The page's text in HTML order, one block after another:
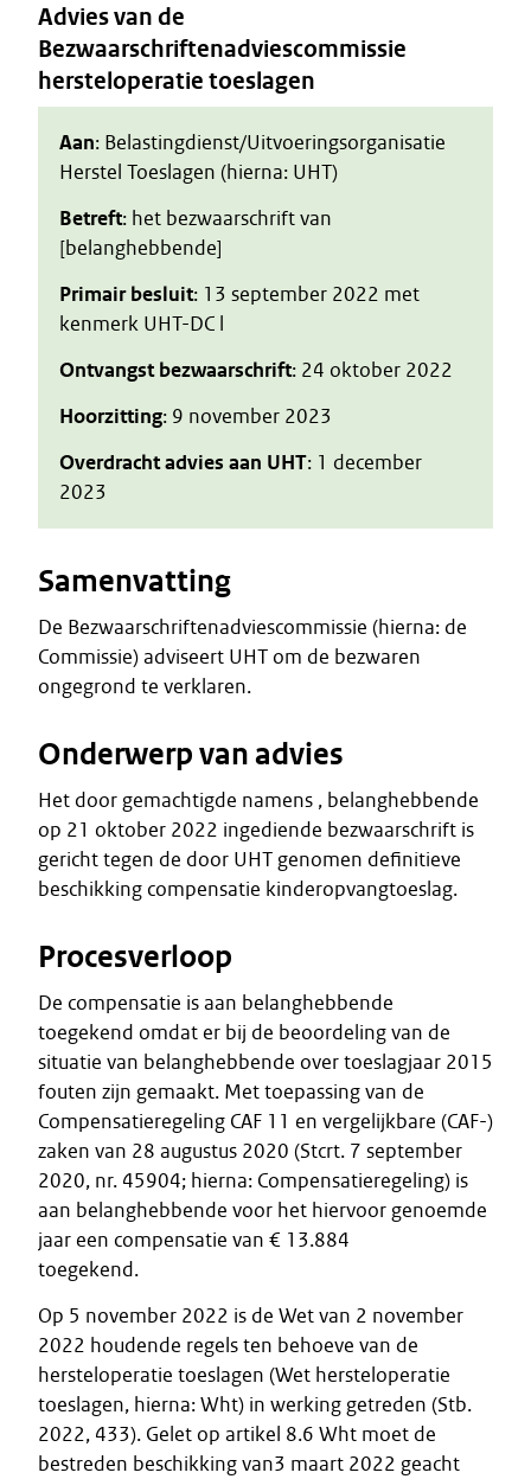
Advies van de
Bezwaarschriftenadviescommissie
hersteloperatie toeslagen
Aan: Belastingdienst/Uitvoeringsorganisatie
Herstel Toeslagen (hierna: UHT)
Betreft: het bezwaarschrift van
[belanghebbende]
Primair besluit: 13 september 2022 met
kenmerk UHT-DC l
Ontvangst bezwaarschrift: 24 oktober 2022
Hoorzitting: 9 november 2023
Overdracht advies aan UHT: 1 december
2023
Samenvatting
De Bezwaarschriftenadviescommissie (hierna: de
Commissie) adviseert UHT om de bezwaren
ongegrond te verklaren.
Onderwerp van advies
Het door gemachtigde namens , belanghebbende
op 21 oktober 2022 ingediende bezwaarschrift is
gericht tegen de door UHT genomen definitieve
beschikking compensatie kinderopvangtoeslag.
Procesverloop
De compensatie is aan belanghebbende
toegekend omdat er bij de beoordeling van de
situatie van belanghebbende over toeslagjaar 2015
fouten zijn gemaakt. Met toepassing van de
Compensatieregeling CAF 11 en vergelijkbare (CAF-)
zaken van 28 augustus 2020 (Stcrt. 7 september
2020, nr. 45904; hierna: Compensatieregeling) is
aan belanghebbende voor het hiervoor genoemde
jaar een compensatie van € 13.884
toegekend.
Op 5 november 2022 is de Wet van 2 november
2022 houdende regels ten behoeve van de
hersteloperatie toeslagen (Wet hersteloperatie
toeslagen, hierna: Wht) in werking getreden (Stb.
2022, 433). Gelet op artikel 8.6 Wht moet de
bestreden beschikking van3 maart 2022 geacht